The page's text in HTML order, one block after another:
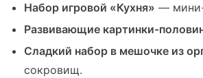
Набор игровой «Кухня» — мини-
Развивающие картинки-
Сладкий набор в мешочке из
сокровищ.